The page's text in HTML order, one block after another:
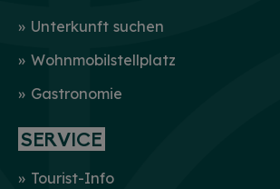
Unterkunft suchen
Wohnmobilstellplatz
Gastronomie
SERVICE
Tourist-Info